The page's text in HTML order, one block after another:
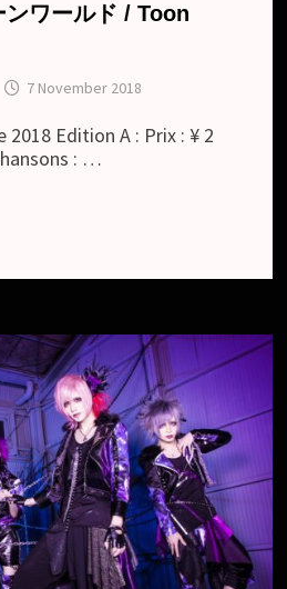
ワールド / Toon
7 November 2018
2018 Edition A : Prix : ¥ 2
: …